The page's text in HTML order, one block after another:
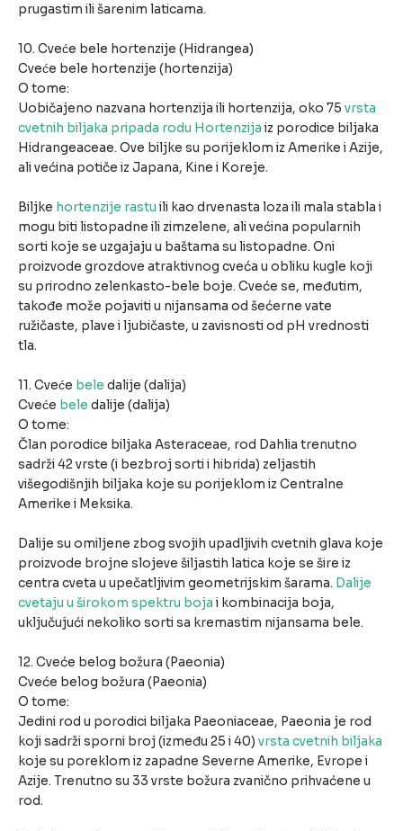
prugastim ili šarenim laticama.
10. Cveće bele hortenzije (Hidrangea)
Cveće bele hortenzije (hortenzija)
O tome:
Uobičajeno nazvana hortenzija ili hortenzija, oko 75 vrsta
cvetnih biljaka pripada rodu Hortenzija iz porodice biljaka
Hidrangeaceae. Ove biljke su porijeklom iz Amerike i Azije,
ali većina potiče iz Japana, Kine i Koreje.
Biljke hortenzije rastu ili kao drvenasta loza ili mala stabla i
mogu biti listopadne ili zimzelene, ali većina popularnih
sorti koje se uzgajaju u baštama su listopadne. Oni
proizvode grozdove atraktivnog cveća u obliku kugle koji
su prirodno zelenkasto-bele boje. Cveće se, međutim,
takođe može pojaviti u nijansama od šećerne vate
ružičaste, plave i ljubičaste, u zavisnosti od pH vrednosti
tla.
11. Cveće bele dalije (dalija)
Cveće bele dalije (dalija)
O tome:
Član porodice biljaka Asteraceae, rod Dahlia trenutno
sadrži 42 vrste (i bezbroj sorti i hibrida) zeljastih
višegodišnjih biljaka koje su porijeklom iz Centralne
Amerike i Meksika.
Dalije su omiljene zbog svojih upadljivih cvetnih glava koje
proizvode brojne slojeve šiljastih latica koje se šire iz
centra cveta u upečatljivim geometrijskim šarama. Dalije
cvetaju u širokom spektru boja i kombinacija boja,
uključujući nekoliko sorti sa kremastim nijansama bele.
12. Cveće belog božura (Paeonia)
Cveće belog božura (Paeonia)
O tome:
Jedini rod u porodici biljaka Paeoniaceae, Paeonia je rod
koji sadrži sporni broj (između 25 i 40) vrsta cvetnih biljaka
koje su poreklom iz zapadne Severne Amerike, Evrope i
Azije. Trenutno su 33 vrste božura zvanično prihvaćene u
rod.